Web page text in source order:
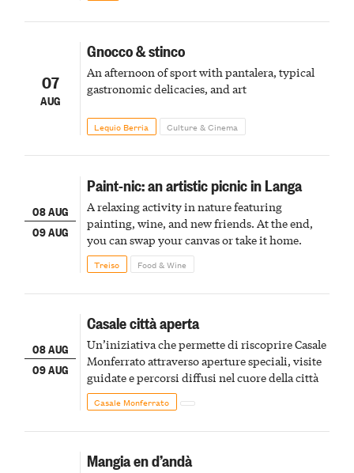
07
AUG
Gnocco & stinco
An afternoon of sport with pantalera, typical
gastronomic delicacies, and art
Lequio Berria Culture & Cinema
08 AUG
09 AUG
Paint-nic: an artistic picnic in Langa
A relaxing activity in nature featuring
painting, wine, and new friends. At the end,
you can swap your canvas or take it home.
Treiso Food & Wine
08 AUG
09 AUG
Casale città aperta
Un’iniziativa che permette di riscoprire Casale
Monferrato attraverso aperture speciali, visite
guidate e percorsi diffusi nel cuore della città
Casale Monferrato
Mangia en d’andà